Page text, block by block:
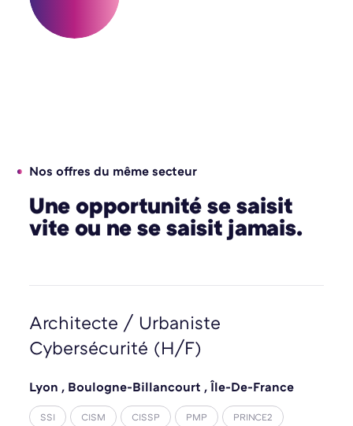
Nos offres du même secteur
Une opportunité se saisit
vite ou ne se saisit jamais.
Architecte / Urbaniste
Cybersécurité (H/F)
Lyon , Boulogne-Billancourt ,Île-De-France
SSI CISM CISSP PMP PRINCE2